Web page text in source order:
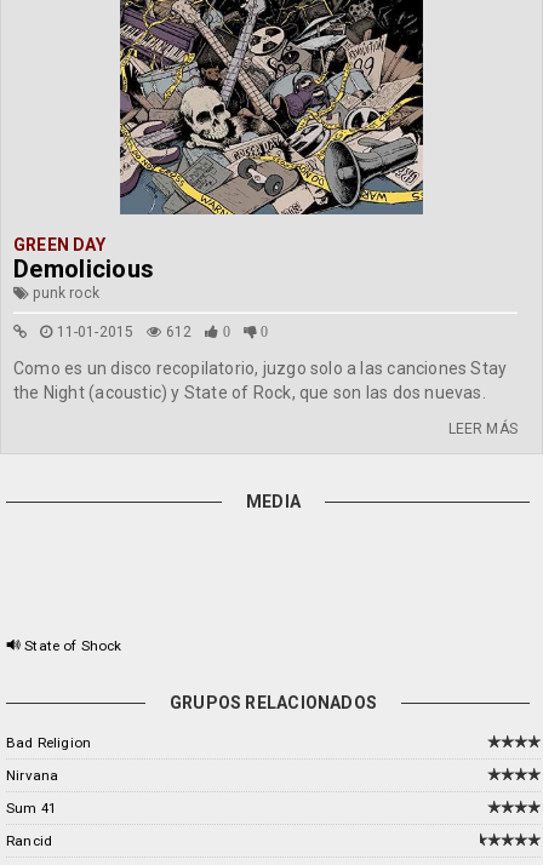
GREEN DAY
Demolicious
punk rock
11-01-2015 612 0 0
Como es un disco recopilatorio, juzgo solo a las canciones Stay
the Night (acoustic) y State of Rock, que son las dos nuevas.
LEER MÁS
MEDIA
State of Shock
GRUPOS RELACIONADOS
Bad Religion
Nirvana
Sum 41
Rancid